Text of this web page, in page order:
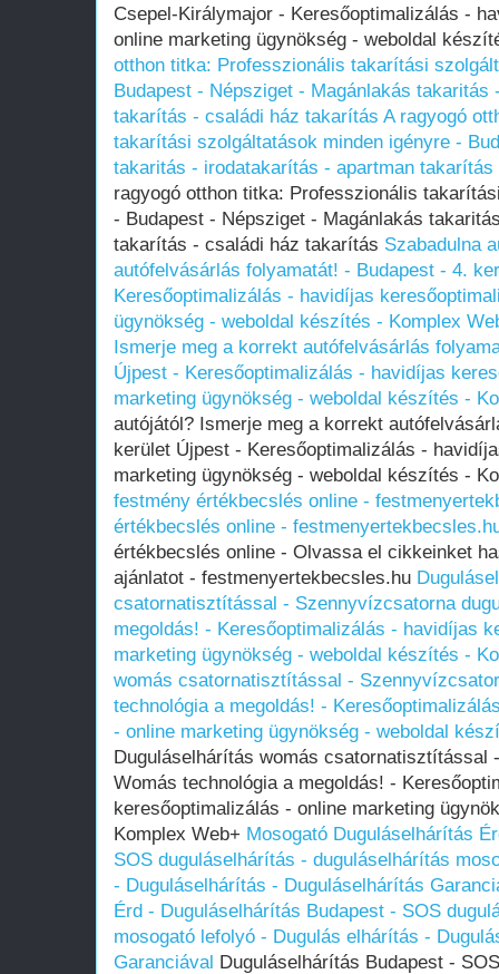
Csepel-Királymajor - Keresőoptimalizálás -
online marketing ügynökség - weboldal
otthon titka: Professzionális takarítási
Budapest - Népsziget - Magánlakás
takarítás - családi ház takarítás A ragyogó
takarítási szolgáltatások minden igényre -
takaritás - irodatakarítás - apartman
ragyogó otthon titka: Professzionális
- Budapest - Népsziget - Magánlakás
takarítás - családi ház takarítás Szabadulna
autófelvásárlás folyamatát! - Budapest - 4.
Keresőoptimalizálás - havidíjas
ügynökség - weboldal készítés - Komplex
Ismerje meg a korrekt autófelvásárlás
Újpest - Keresőoptimalizálás - havidíjas
marketing ügynökség - weboldal készítés -
autójától? Ismerje meg a korrekt
kerület Újpest - Keresőoptimalizálás -
marketing ügynökség - weboldal készítés -
festmény értékbecslés online -
értékbecslés online -
értékbecslés online - Olvassa el cikkeinket
ajánlatot - festmenyertekbecsles.hu
csatornatisztítással - Szennyvízcsatorna
megoldás! - Keresőoptimalizálás - havidíjas
marketing ügynökség - weboldal készítés -
womás csatornatisztítással -
technológia a megoldás! -
- online marketing ügynökség - weboldal
Duguláselhárítás womás csatornatisztítással
Womás technológia a megoldás! -
keresőoptimalizálás - online marketing
Komplex Web+ Mosogató Duguláselhárítás
SOS duguláselhárítás - duguláselhárítás
- Duguláselhárítás - Duguláselhárítás
Érd - Duguláselhárítás Budapest - SOS
mosogató lefolyó - Dugulás elhárítás -
Garanciával Duguláselhárítás Budapest -